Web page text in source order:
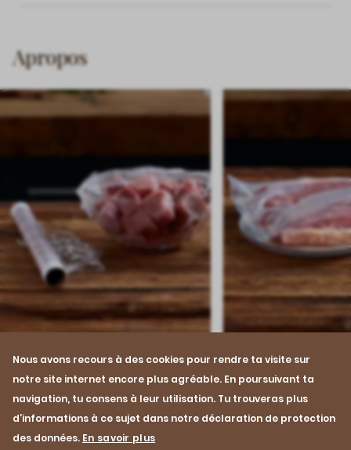
Nous avons recours à des cookies pour rendre ta visite sur
notre site internet encore plus agréable. En poursuivant ta
navigation, tu consens à leur utilisation. Tu trouveras plus
d’informations à ce sujet dans notre déclaration de protection
des données. En savoir plus
Apropos
Achat & conservation
Conserver de la viande
Hop au frigo! – C’est ainsi que tu
stockeras correctement de la viande
Achat & conservation
Décongeler de la
La viande congelée